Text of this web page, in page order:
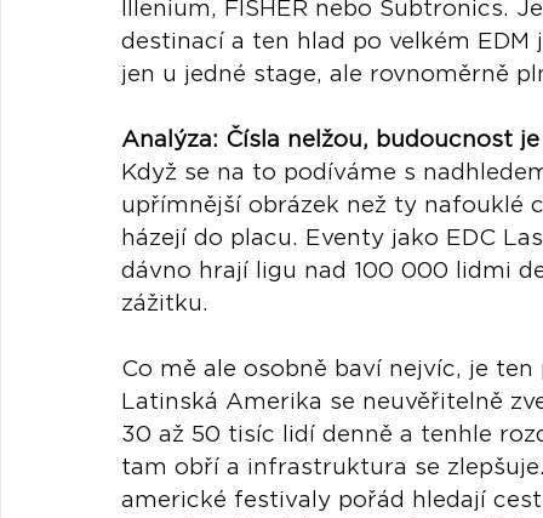
Illenium, FISHER nebo Subtronics.
destinací a ten hlad po velkém
jen u jedné stage, ale rovnoměrně
Analýza: Čísla nelžou, budoucnost
Když se na to podíváme s
upřímnější obrázek než ty nafouklé
házejí do placu. Eventy jako EDC
dávno hrají ligu nad 100 000 lidmi
zážitku.
Co mě ale osobně baví nejvíc, je
Latinská Amerika se neuvěřitelně
30 až 50 tisíc lidí denně a tenhle
tam obří a infrastruktura se
americké festivaly pořád hledají